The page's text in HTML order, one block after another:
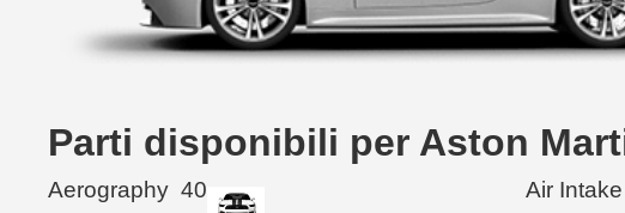
Parti disponibili per Aston
Aerography 40 Air